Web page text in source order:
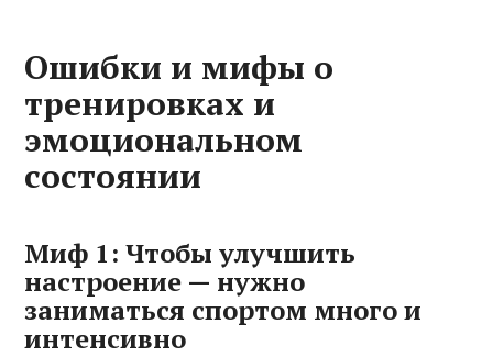
Ошибки и мифы о
тренировках и
эмоциональном
состоянии
Миф 1: Чтобы улучшить
настроение — нужно
заниматься спортом много и
интенсивно